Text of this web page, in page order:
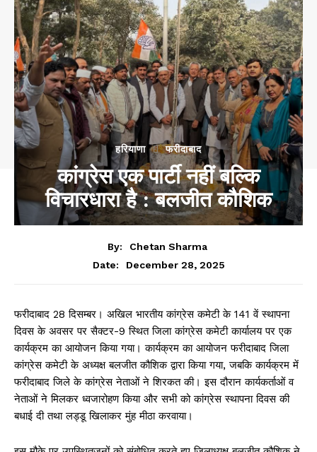
हरियाणा फरीदाबाद
कांग्रेस एक पार्टी नहीं बल्कि
विचारधारा है : बलजीत कौशिक
By:
Chetan Sharma
Date:
December 28, 2025
फरीदाबाद 28 दिसम्बर। अखिल भारतीय कांग्रेस कमेटी के 141 वें स्थापना
दिवस के अवसर पर सैक्टर-9 स्थित जिला कांग्रेस कमेटी कार्यालय पर एक
कार्यक्रम का आयोजन किया गया। कार्यक्रम का आयोजन फरीदाबाद जिला
कांग्रेस कमेटी के अध्यक्ष बलजीत कौशिक द्वारा किया गया, जबकि कार्यक्रम में
फरीदाबाद जिले के कांग्रेस नेताओं ने शिरकत की। इस दौरान कार्यकर्ताओं व
नेताओं ने मिलकर ध्वजारोहण किया और सभी को कांग्रेस स्थापना दिवस की
बधाई दी तथा लड्डू खिलाकर मुंह मीठा करवाया।